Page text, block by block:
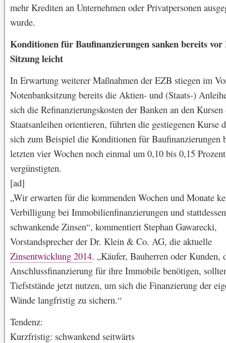
mehr Krediten an Unternehmen oder Privatpersonen
wurde.
Konditionen für Baufinanzierungen sanken bereits
Sitzung leicht
In Erwartung weiterer Maßnahmen der EZB stiegen im
Notenbanksitzung bereits die Aktien- und (Staats-)
sich die Refinanzierungskosten der Banken an den Kursen
Staatsanleihen orientieren, führten die gestiegenen Kurse
sich zum Beispiel die Konditionen für Baufinanzierungen
letzten vier Wochen noch einmal um 0,10 bis 0,15
vergünstigten.
[ad]
„Wir erwarten für die kommenden Wochen und Monate
Verbilligung bei Immobilienfinanzierungen und
schwankende Zinsen“, kommentiert Stephan Gawarecki,
Vorstandsprecher der Dr. Klein & Co. AG, die aktuelle
Zinsentwicklung 2014. „Käufer, Bauherren oder Kunden,
Anschlussfinanzierung für ihre Immobile benötigen,
Tiefststände jetzt nutzen, um sich die Finanzierung der
Wände langfristig zu sichern.“
Tendenz:
Kurzfristig: schwankend seitwärts